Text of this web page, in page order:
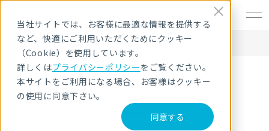
当社サイトでは、お客様に最適な情報を提供する
など、快適にご利用いただくためにクッキー
（Cookie）を使用しています。
詳しくはプライバシーポリシーをご覧ください。
本サイトをご利用になる場合、お客様はクッキー
の使用に同意下さい。
同意する
HOME
NRIセキュア ブログ
対面決済のニューノーマル｜クレジットカードの「非接触決済」を徹底解説
NRIセキュア ブログ